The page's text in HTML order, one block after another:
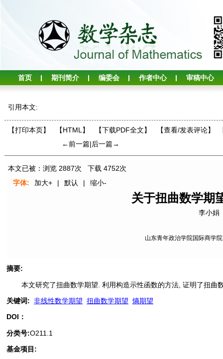
首页 期刊简介 编委会 作者中心 审稿中心
引用本文:
【打印本页】 【HTML】 【下载PDF全文】 【查看/发表评论】
←前一篇|后一篇→
本文已被：浏览 2887次 下载 4752次
字体:
加大+ | 默认 | 缩小-
关于扭曲数学期
李小娟
山东青年政治学院国际商学
摘要:
本文研究了扭曲数学期望. 利用构造示性函数的方法, 证明了扭
关键词: 非线性数学期望 扭曲数学期望 熵期望
DOI：
分类号:O211.1
基金项目: